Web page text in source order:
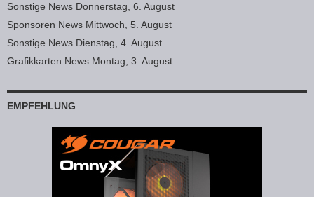
Sonstige News Donnerstag, 6. August
Sponsoren News Mittwoch, 5. August
Sonstige News Dienstag, 4. August
Grafikkarten News Montag, 3. August
EMPFEHLUNG